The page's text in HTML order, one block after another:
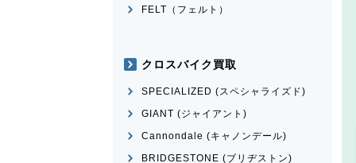
FELT（フェルト）
クロスバイク買取
SPECIALIZED (スペシャライズド)
GIANT (ジャイアント)
Cannondale (キャノンデール)
BRIDGESTONE (ブリヂストン)